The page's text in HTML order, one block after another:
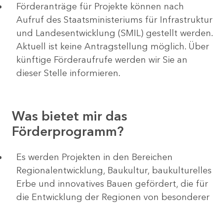
Förderanträge für Projekte können nach
Aufruf des Staatsministeriums für Infrastruktur
und Landesentwicklung (SMIL) gestellt werden.
Aktuell ist keine Antragstellung möglich. Über
künftige Förderaufrufe werden wir Sie an
dieser Stelle informieren.
Was bietet mir das
Förderprogramm?
Es werden Projekten in den Bereichen
Regionalentwicklung, Baukultur, baukulturelles
Erbe und innovatives Bauen gefördert, die für
die Entwicklung der Regionen von besonderer